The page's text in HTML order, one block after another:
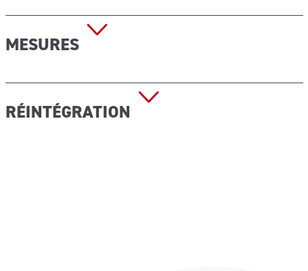
MESURES
Dimensions : 263x170x83 mm
RÉINTÉGRATION